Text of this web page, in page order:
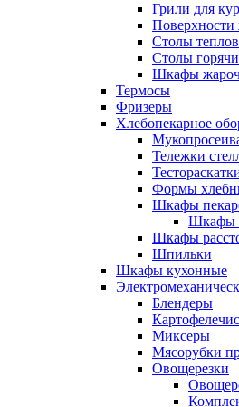
Грили для кур
Столы
Столы
Шкафы
Термосы
Фризеры
Хлебопекарное
Тележки
Формы
Шкафы
Шкафы
Шкафы
Шпильки
Шкафы кухонные
Блендеры
Миксеры
Мясорубки
Овощерезки